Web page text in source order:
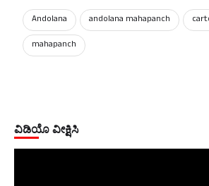
Andolana andolana mahapanch
mahapanch
ವಿಡಿಯೊ ವೀಕ್ಷಿಸಿ